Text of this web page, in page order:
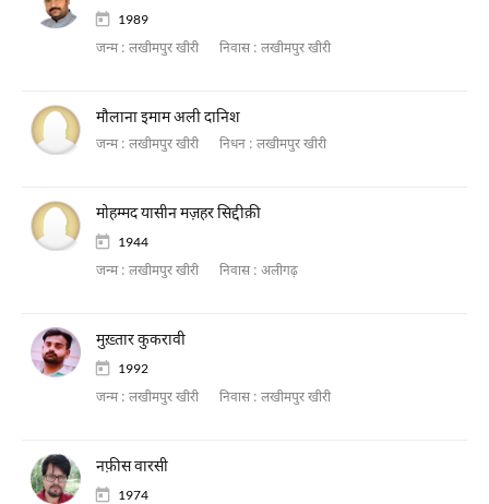
1989
जन्म : लखीमपुर खीरी निवास : लखीमपुर खीरी
मौलाना इमाम अली दानिश
जन्म : लखीमपुर खीरी निधन : लखीमपुर खीरी
मोहम्मद यासीन मज़हर सिद्दीक़ी
1944
जन्म : लखीमपुर खीरी निवास : अलीगढ़
मुख़्तार कुकरावी
1992
जन्म : लखीमपुर खीरी निवास : लखीमपुर खीरी
नफ़ीस वारसी
1974